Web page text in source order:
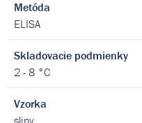
Metóda
ELISA
Skladovacie podmienky
2 - 8 °C
Vzorka
sliny